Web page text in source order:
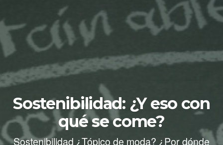
Sostenibilidad: ¿Y eso con
qué se come?
Sostenibilidad ¿Tópico de moda? ¿Por dónde